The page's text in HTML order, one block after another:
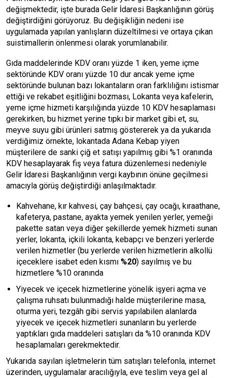
değişmektedir, işte burada Gelir İdaresi Başkanlığının görüş
değiştirdiğini görüyoruz. Bu değişikliğin nedeni ise
uygulamada yapılan yanlışların düzeltilmesi ve ortaya çıkan
suistimallerin önlenmesi olarak yorumlanabilir.
Gıda maddelerinde KDV oranı yüzde 1 iken, yeme içme
sektöründe KDV oranı yüzde 10 dur ancak yeme içme
sektöründe bulunan bazı lokantaların oran farklılığını istismar
ettiği ve rekabet eşitliğini bozması, Lokanta veya kafelerin,
yeme içme hizmeti karşılığında yüzde 10 KDV hesaplaması
gerekirken, bu hizmet yerine tıpkı bir market gibi et, su,
meyve suyu gibi ürünleri satmış göstererek ya da yukarıda
verdiğimiz örnekte, lokantada Adana Kebap yiyen
müşterilere de sanki çiğ et satışı yapılmış gibi %1 oranında
KDV hesaplayarak fiş veya fatura düzenlemesi nedeniyle
Gelir İdaresi Başkanlığının vergi kaybının önüne geçilmesi
amacıyla görüş değiştirdiği anlaşılmaktadır.
Kahvehane, kır kahvesi, çay bahçesi, çay ocağı, kıraathane,
kafeterya, pastane, ayakta yemek yenilen yerler, yemeği
pakette satan veya diğer şekillerde yemek hizmeti sunan
yerler, lokanta, içkili lokanta, kebapçı ve benzeri yerlerde
verilen hizmetler (bu yerlerde verilen hizmetlerin alkollü
içeceklere isabet eden kısmı %20) sayılmış ve bu
hizmetlere %10 oranında
Yiyecek ve içecek hizmetlerine yönelik işyeri açma ve
çalışma ruhsatı bulunmadığı halde müşterilerine masa,
oturma yeri, tezgâh gibi servis yapılabilen alanlarda
yiyecek ve içecek hizmetleri sunanların bu yerlerde
yaptıkları gıda maddeleri satışları da %10 oranında KDV
hesaplamaları gerekmektedir.
Yukarıda sayılan işletmelerin tüm satışları telefonla, internet
üzerinden, uygulamalar aracılığıyla, eve teslim veya gel al